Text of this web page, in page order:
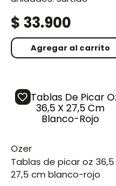
$ 33.900
Agregar al carrito
ozer
tablas de picar oz 36,5 x
27,5 cm blanco-rojo